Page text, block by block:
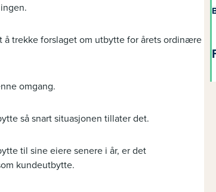
trekke forslaget om utbytte for årets ordinære
omgang.
så snart situasjonen tillater det.
til sine eiere senere i år, er det
kundeutbytte.